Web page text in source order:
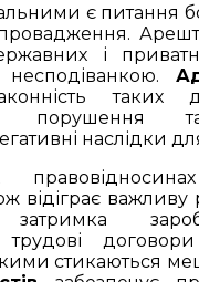
є питання
Арешт
і
несподіванкою.
таких
порушення
наслідки
відіграє важливу
затримка
трудові
стикаються